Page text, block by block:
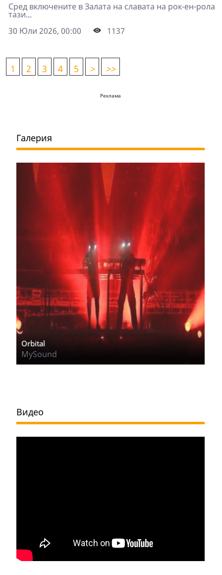
Сред включените в Залата на славата на рок-ен-рола
тази...
30 Юли 2026, 00:00
1137
1 2 3 4 5 > >>
Реклама
Галерия
Orbital
MySound
Видео